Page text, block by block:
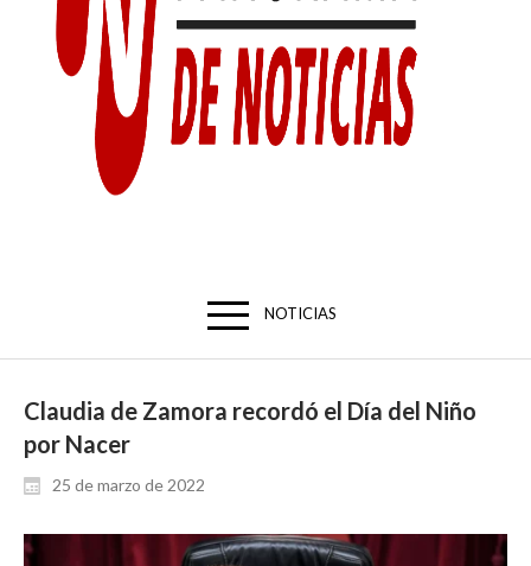
NOTICIAS
Claudia de Zamora recordó el Día del Niño
por Nacer
25 de marzo de 2022